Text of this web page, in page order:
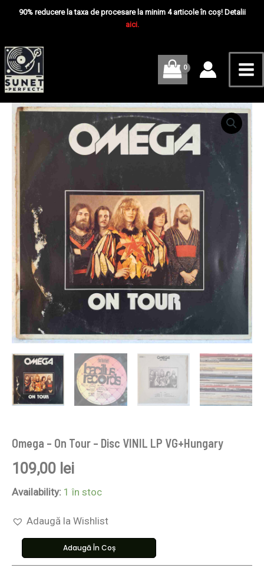
90% reducere la taxa de procesare la minim 4 articole în coș! Detalii
aici.
Omega – On Tour – Disc VINIL LP VG+Hungary
109,00 lei
Availability: 1 în stoc
Adaugă la Wishlist
Cantitate
Omega
–
On
Tour
Disc
VINIL
VG+Hungary
Adaugă În Coș
-